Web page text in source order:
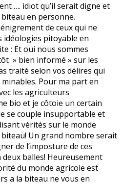
…. idiot qu’il serait digne et
en personne.
de ceux qui ne
idéologies pitoyable en
: Et oui nous sommes
» bien informé » sur les
traité selon vos délires qui
Pour ma part en
les agriculteurs
bio et je côtoie un certain
se couple insupportable et
vérités sur le monde
Un grand nombre serait
de l’imposture de ces
balles! Heureusement
du monde agricole est
a la biteau ne vous en